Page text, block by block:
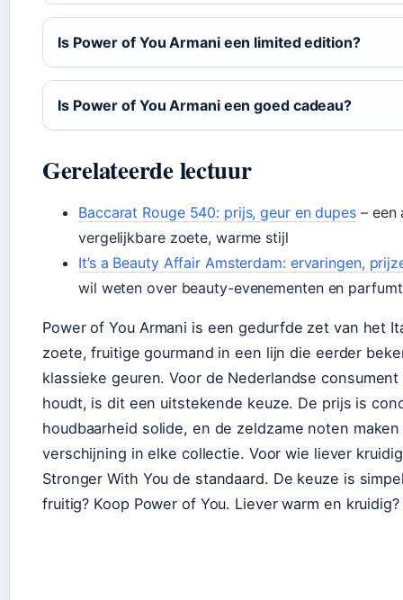
Is Power of You Armani een limited edition?
Is Power of You Armani een goed cadeau?
Gerelateerde lectuur
Baccarat Rouge 540: prijs, geur en dupes – een
vergelijkbare zoete, warme stijl
It’s a Beauty Affair Amsterdam: ervaringen,
wil weten over beauty-evenementen en
Power of You Armani is een gedurfde zet van het
zoete, fruitige gourmand in een lijn die eerder
klassieke geuren. Voor de Nederlandse
houdt, is dit een uitstekende keuze. De prijs is
houdbaarheid solide, en de zeldzame noten
verschijning in elke collectie. Voor wie liever
Stronger With You de standaard. De keuze is
fruitig? Koop Power of You. Liever warm en